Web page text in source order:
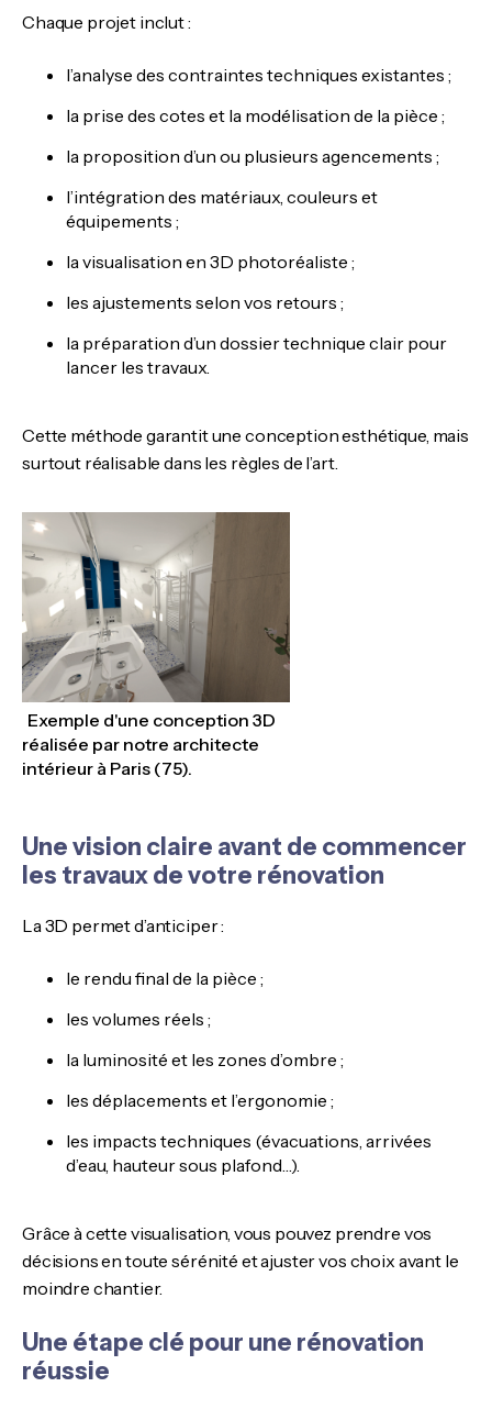
Chaque projet inclut :
l’analyse des contraintes techniques existantes ;
la prise des cotes et la modélisation de la pièce ;
la proposition d’un ou plusieurs agencements ;
l’intégration des matériaux, couleurs et
équipements ;
la visualisation en 3D photoréaliste ;
les ajustements selon vos retours ;
la préparation d’un dossier technique clair pour
lancer les travaux.
Cette méthode garantit une conception esthétique, mais
surtout réalisable dans les règles de l’art.
Exemple d'une conception 3D
réalisée par notre architecte
intérieur à Paris (75).
Une vision claire avant de commencer
les travaux de votre rénovation
La 3D permet d’anticiper :
le rendu final de la pièce ;
les volumes réels ;
la luminosité et les zones d’ombre ;
les déplacements et l’ergonomie ;
les impacts techniques (évacuations, arrivées
d’eau, hauteur sous plafond…).
Grâce à cette visualisation, vous pouvez prendre vos
décisions en toute sérénité et ajuster vos choix avant le
moindre chantier.
Une étape clé pour une rénovation
réussie